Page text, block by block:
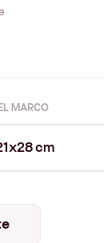
MARCO
cm